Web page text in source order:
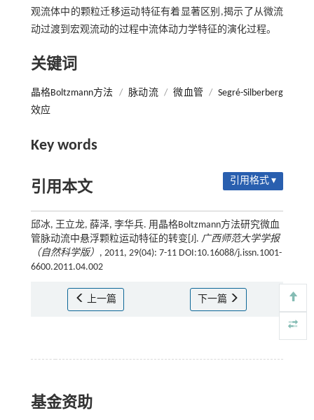
观流体中的颗粒迁移运动特征有着显著区别,揭示了从微流
动过渡到宏观流动的过程中流体动力学特征的演化过程。
关键词
晶格Boltzmann方法 / 脉动流 / 微血管 / Segré-Silberberg
效应
Key words
引用本文 引用格式 ▾
邱冰, 王立龙, 薛泽, 李华兵. 用晶格Boltzmann方法研究微血
管脉动流中悬浮颗粒运动特征的转变[J]. 广西师范大学学报
（自然科学版） , 2011, 29(04): 7-11 DOI:10.16088/j.issn.1001-
6600.2011.04.002
上一篇 下一篇
基金资助